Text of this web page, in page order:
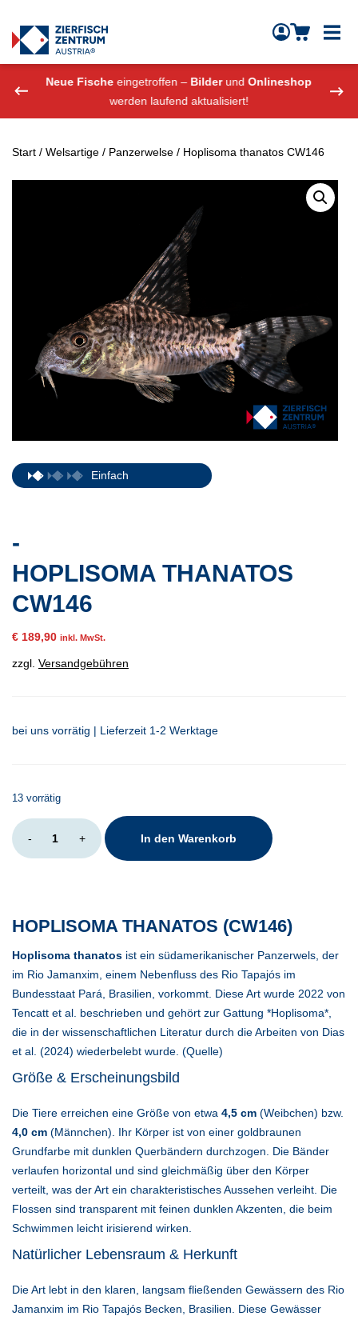
Zierfisch Aquarium Austria
Neue Fische eingetroffen – BilderundOnlineshop
werden laufend aktualisiert!
Start / Welsartige / Panzerwelse / Hoplisoma thanatos CW146
Einfach
-
HOPLISOMA THANATOS
CW146
€ 189,90 inkl. MwSt.
zzgl. Versandgebühren
bei uns vorrätig | Lieferzeit 1-2 Werktage
13 vorrätig
-
thanatos
CW146
+ In den Warenkorb
HOPLISOMA THANATOS (CW146)
Hoplisoma thanatos ist ein südamerikanischer Panzerwels, der
im Rio Jamanxim, einem Nebenfluss des Rio Tapajós im
Bundesstaat Pará, Brasilien, vorkommt. Diese Art wurde 2022 von
Tencatt et al. beschrieben und gehört zur Gattung *Hoplisoma*,
die in der wissenschaftlichen Literatur durch die Arbeiten von Dias
et al. (2024) wiederbelebt wurde. (Quelle)
Größe & Erscheinungsbild
Die Tiere erreichen eine Größe von etwa 4,5 cm (Weibchen) bzw.
4,0 cm (Männchen). Ihr Körper ist von einer goldbraunen
Grundfarbe mit dunklen Querbändern durchzogen. Die Bänder
verlaufen horizontal und sind gleichmäßig über den Körper
verteilt, was der Art ein charakteristisches Aussehen verleiht. Die
Flossen sind transparent mit feinen dunklen Akzenten, die beim
Schwimmen leicht irisierend wirken.
Natürlicher Lebensraum & Herkunft
Die Art lebt in den klaren, langsam fließenden Gewässern des Rio
Jamanxim im Rio Tapajós Becken, Brasilien. Diese Gewässer